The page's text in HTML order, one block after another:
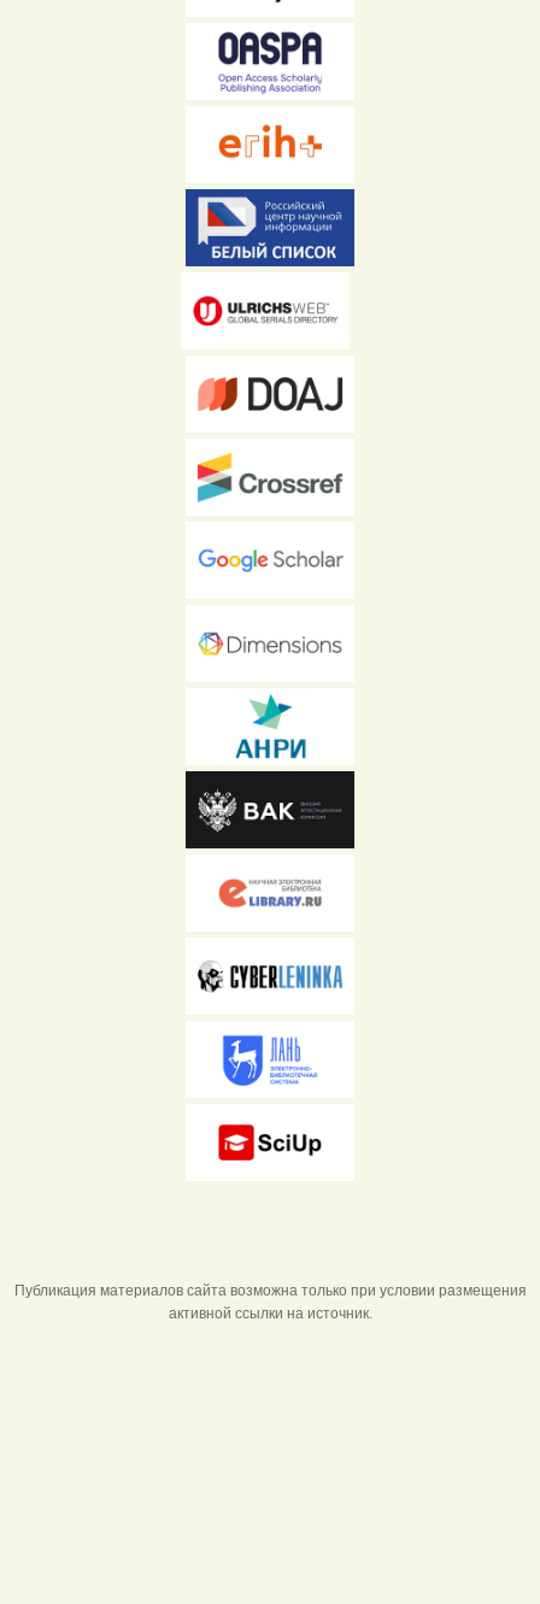
Публикация материалов сайта возможна только при условии размещения
активной ссылки на источник.